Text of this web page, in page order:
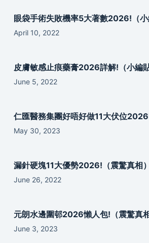
眼袋手術失敗機率5大著數2026!（小
April 10, 2022
皮膚敏感止痕藥膏2026詳解!（小編
June 5, 2022
仁匯醫務集團好唔好做11大伏位
May 30, 2023
漏針硬塊11大優勢2026!（震驚真相）
June 26, 2022
元朗水邊圍邨2026懶人包!（震驚真相
June 3, 2023